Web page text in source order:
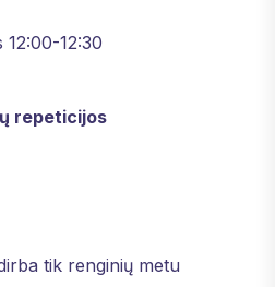
12:30
repeticijos
tik renginių metu